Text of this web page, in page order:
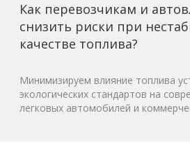
Как перевозчикам и
снизить риски при
качестве топлива?
Минимизируем влияние топлива
экологических стандартов на
легковых автомобилей и